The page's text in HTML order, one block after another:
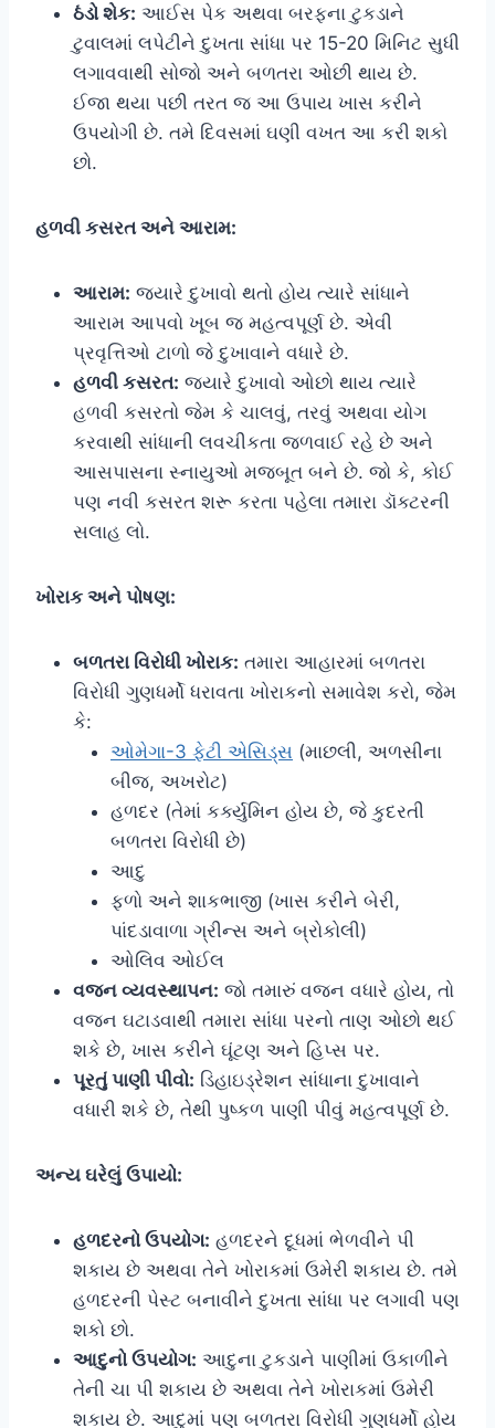
ઠંડો શેક: આઈસ પેક અથવા બરફના ટુકડાને
ટુવાલમાં લપેટીને દુખતા સાંધા પર 15-20 મિનિટ સુધી
લગાવવાથી સોજો અને બળતરા ઓછી થાય છે.
ઈજા થયા પછી તરત જ આ ઉપાય ખાસ કરીને
ઉપયોગી છે. તમે દિવસમાં ઘણી વખત આ કરી શકો
છો.
હળવી કસરત અને આરામ:
આરામ: જ્યારે દુખાવો થતો હોય ત્યારે સાંધાને
આરામ આપવો ખૂબ જ મહત્વપૂર્ણ છે. એવી
પ્રવૃત્તિઓ ટાળો જે દુખાવાને વધારે છે.
હળવી કસરત: જ્યારે દુખાવો ઓછો થાય ત્યારે
હળવી કસરતો જેમ કે ચાલવું, તરવું અથવા યોગ
કરવાથી સાંધાની લવચીકતા જળવાઈ રહે છે અને
આસપાસના સ્નાયુઓ મજબૂત બને છે. જો કે, કોઈ
પણ નવી કસરત શરૂ કરતા પહેલા તમારા ડૉક્ટરની
સલાહ લો.
ખોરાક અને પોષણ:
બળતરા વિરોધી ખોરાક: તમારા આહારમાં બળતરા
વિરોધી ગુણધર્મો ધરાવતા ખોરાકનો સમાવેશ કરો, જેમ
કે:
ઓમેગા-3 ફેટી એસિડ્સ (માછલી, અળસીના
બીજ, અખરોટ)
હળદર (તેમાં કર્ક્યુમિન હોય છે, જે કુદરતી
બળતરા વિરોધી છે)
આદુ
ફળો અને શાકભાજી (ખાસ કરીને બેરી,
પાંદડાવાળા ગ્રીન્સ અને બ્રોકોલી)
ઓલિવ ઓઈલ
વજન વ્યવસ્થાપન: જો તમારું વજન વધારે હોય, તો
વજન ઘટાડવાથી તમારા સાંધા પરનો તાણ ઓછો થઈ
શકે છે, ખાસ કરીને ઘૂંટણ અને હિપ્સ પર.
પૂરતું પાણી પીવો: ડિહાઇડ્રેશન સાંધાના દુખાવાને
વધારી શકે છે, તેથી પુષ્કળ પાણી પીવું મહત્વપૂર્ણ છે.
અન્ય ઘરેલું ઉપાયો:
હળદરનો ઉપયોગ: હળદરને દૂધમાં ભેળવીને પી
શકાય છે અથવા તેને ખોરાકમાં ઉમેરી શકાય છે. તમે
હળદરની પેસ્ટ બનાવીને દુખતા સાંધા પર લગાવી પણ
શકો છો.
આદુનો ઉપયોગ: આદુના ટુકડાને પાણીમાં ઉકાળીને
તેની ચા પી શકાય છે અથવા તેને ખોરાકમાં ઉમેરી
શકાય છે. આદુમાં પણ બળતરા વિરોધી ગુણધર્મો હોય